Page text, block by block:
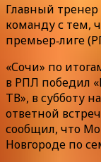
Главный
команду с тем,
премьер‑лиге
«Сочи» по
в РПЛ победил
ТВ», в субботу
ответной
сообщил, что
Новгороде по